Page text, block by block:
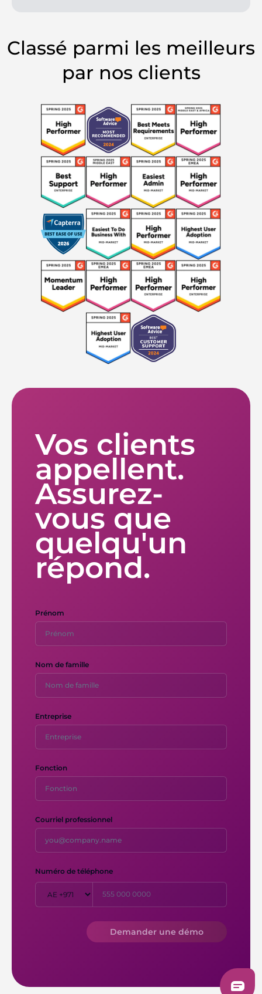
Classé parmi les meilleurs
par nos clients
Vos clients
appellent.
Assurez-
vous que
quelqu'un
répond.
Prénom
Nom de famille
Entreprise
Fonction
Courriel professionnel
Numéro de téléphone
Demander une démo